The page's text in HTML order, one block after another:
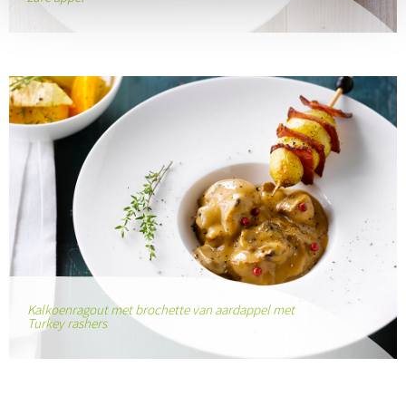
Kalkoenragout met brochette van aardappel met
Turkey rashers